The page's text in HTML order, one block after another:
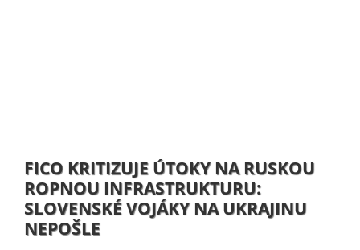
FICO KRITIZUJE ÚTOKY NA RUSKOU
ROPNOU INFRASTRUKTURU:
SLOVENSKÉ VOJÁKY NA UKRAJINU
NEPOŠLE